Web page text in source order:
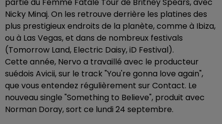
partie du Femme Fatale Tour de Britney Spears, avec
Nicky Minaj. On les retrouve derrière les platines des
plus prestigieux endroits de la planète, comme à Ibiza,
ou à Las Vegas, et dans de nombreux festivals
(Tomorrow Land, Electric Daisy, iD Festival).
Cette année, Nervo a travaillé avec le producteur
suédois Avicii, sur le track "You're gonna love again",
que vous entendez régulièrement sur Contact. Le
nouveau single "Something to Believe", produit avec
Norman Doray, sort ce lundi 24 septembre.